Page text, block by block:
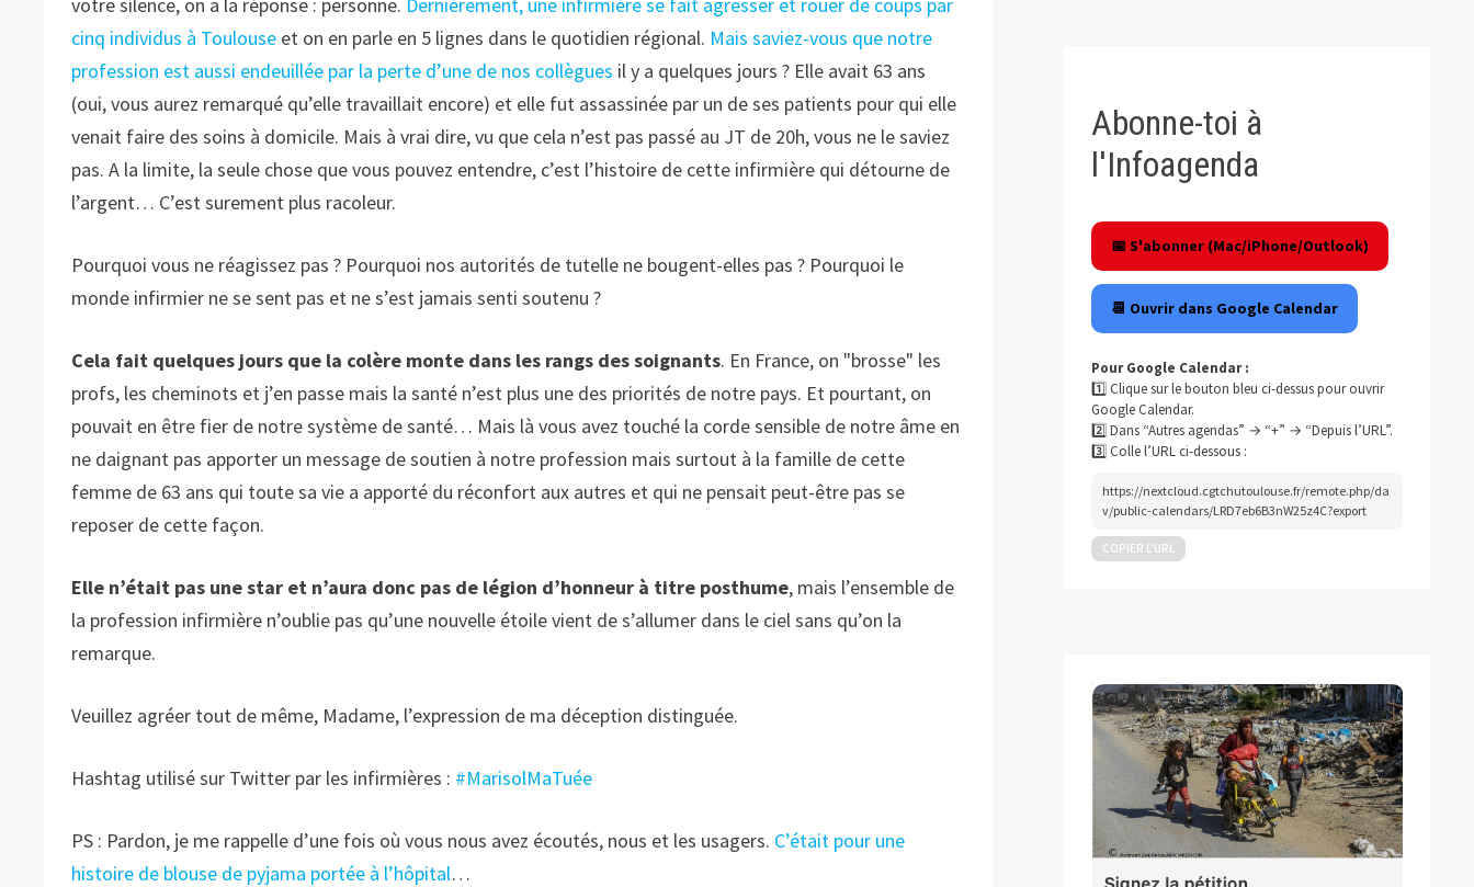
cinq individus à Toulouse et on en parle en 5 lignes dans le quotidien régional. Mais saviez-vous que notre
profession est aussi endeuillée par la perte d’une de nos collègues il y a quelques jours ? Elle avait 63 ans
(oui, vous aurez remarqué qu’elle travaillait encore) et elle fut assassinée par un de ses patients pour qui elle
venait faire des soins à domicile. Mais à vrai dire, vu que cela n’est pas passé au JT de 20h, vous ne le saviez
pas. A la limite, la seule chose que vous pouvez entendre, c’est l’histoire de cette infirmière qui détourne de
l’argent… C’est surement plus racoleur.
Pourquoi vous ne réagissez pas ? Pourquoi nos autorités de tutelle ne bougent-elles pas ? Pourquoi le
monde infirmier ne se sent pas et ne s’est jamais senti soutenu ?
Cela fait quelques jours que la colère monte dans les rangs des soignants. En France, on brosse les
profs, les cheminots et j’en passe mais la santé n’est plus une des priorités de notre pays. Et pourtant, on
pouvait en être fier de notre système de santé… Mais là vous avez touché la corde sensible de notre âme en
ne daignant pas apporter un message de soutien à notre profession mais surtout à la famille de cette
femme de 63 ans qui toute sa vie a apporté du réconfort aux autres et qui ne pensait peut-être pas se
reposer de cette façon.
Elle n’était pas une star et n’aura donc pas de légion d’honneur à titre posthume, mais l’ensemble de
la profession infirmière n’oublie pas qu’une nouvelle étoile vient de s’allumer dans le ciel sans qu’on la
remarque.
Veuillez agréer tout de même, Madame, l’expression de ma déception distinguée.
Hashtag utilisé sur Twitter par les infirmières : #MarisolMaTuée
PS : Pardon, je me rappelle d’une fois où vous nous avez écoutés, nous et les usagers. C’était pour une
histoire de blouse de pyjama portée à l’hôpital…
Abonne-toi à
l'Infoagenda
📅 S'abonner (Mac/iPhone/Outlook)
📆 Ouvrir dans Google Calendar
Pour Google Calendar :
1️⃣ Clique sur le bouton bleu ci-dessus pour ouvrir
Google Calendar.
2️⃣ Dans “Autres agendas” → “+” → “Depuis l’URL”.
3️⃣ Colle l’URL ci-dessous :
https://nextcloud.cgtchutoulouse.fr/remote.php/da
v/public-calendars/LRD7eb6B3nW25z4C?export
COPIER L’URL